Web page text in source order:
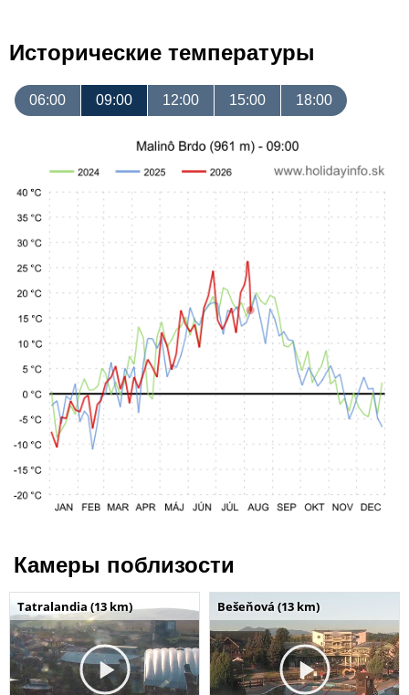
Исторические температуры
06:00 09:00 12:00 15:00 18:00
Камеры поблизости
Tatralandia (13 km) Bešeňová (13 km)